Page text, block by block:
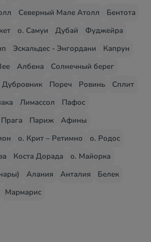
Северный Мале Атолл
Бентота
о. Самуи Дубай
Фуджейра
Эскальдес - Энгордани
Капрун
Албена
Солнечный берег
Дубровник Пореч Ровинь
Сплит
Лимассол
Пафос
Прага Париж
Афины
о. Крит – Ретимно
о. Родос
Коста Дорада
о. Майорка
Алания Анталия
Белек
Мармарис